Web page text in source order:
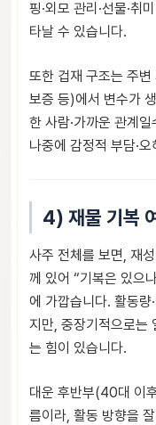
핑·외모 관리·선물·취
타날 수 있습니다.
또한 겁재 구조는 주
보증 등)에서 변수가
한 사람·가까운 관계
나중에 감정적 부담·
4) 재물 기복
사주 전체를 보면, 재
께 있어 “기복은 있으
에 가깝습니다. 활동량
지만, 중장기적으로는
는 힘이 있습니다.
대운 후반부(40대 이
름이라, 활동 방향을